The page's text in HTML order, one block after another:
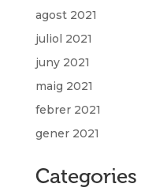
agost 2021
juliol 2021
juny 2021
maig 2021
febrer 2021
gener 2021
Categories